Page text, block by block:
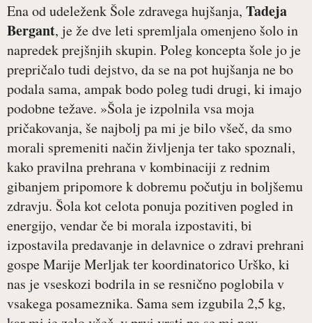
Ena od udeleženk Šole zdravega hujšanja, Tadeja
Bergant, je že dve leti spremljala omenjeno šolo in
napredek prejšnjih skupin. Poleg koncepta šole jo je
prepričalo tudi dejstvo, da se na pot hujšanja ne bo
podala sama, ampak bodo poleg tudi drugi, ki imajo
podobne težave. »Šola je izpolnila vsa moja
pričakovanja, še najbolj pa mi je bilo všeč, da smo
morali spremeniti način življenja ter tako spoznali,
kako pravilna prehrana v kombinaciji z rednim
gibanjem pripomore k dobremu počutju in boljšemu
zdravju. Šola kot celota ponuja pozitiven pogled in
energijo, vendar če bi morala izpostaviti, bi
izpostavila predavanje in delavnice o zdravi prehrani
gospe Marije Merljak ter koordinatorico Urško, ki
nas je vseskozi bodrila in se resnično poglobila v
vsakega posameznika. Sama sem izgubila 2,5 kg,